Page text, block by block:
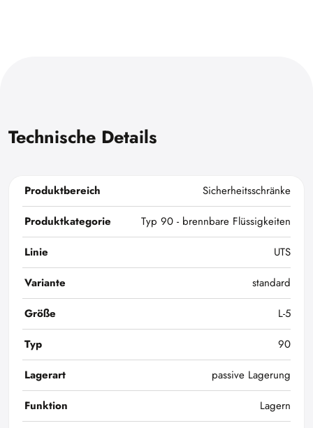
Technische Details
Produktbereich
Sicherheitsschränke
Produktkategorie
Typ 90 - brennbare Flüssigkeiten
Linie
UTS
Variante
standard
Größe
L-5
Typ
90
Lagerart
passive Lagerung
Funktion
Lagern